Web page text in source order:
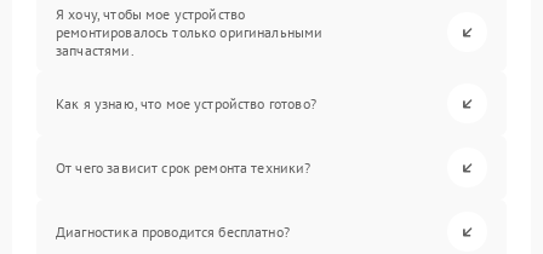
Я хочу, чтобы мое устройство
ремонтировалось только оригинальными
запчастями.
Как я узнаю, что мое устройство готово?
От чего зависит срок ремонта техники?
Диагностика проводится бесплатно?